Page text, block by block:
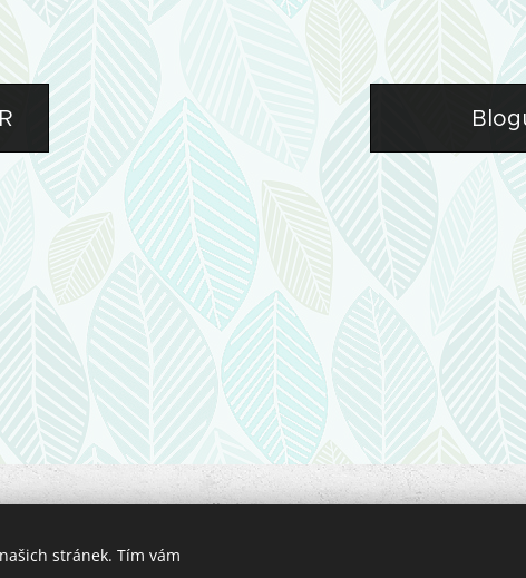
Zákaz kopírování a jiného využívání obsahu tohoto
Podnikatel je zapsán v Živnostenském rejstříku ČR.
stránek. Tím vám